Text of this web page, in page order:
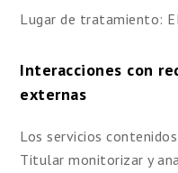
Lugar de tratamiento:
Interacciones con
externas
Los servicios
Titular monitorizar y